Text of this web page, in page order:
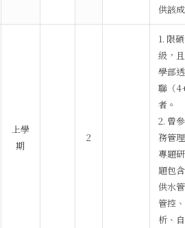
供該
上學
期
2
1. 限
級，
學部
聯（
者。
2. 曾
務管
專題
題包
供水
管控
析、